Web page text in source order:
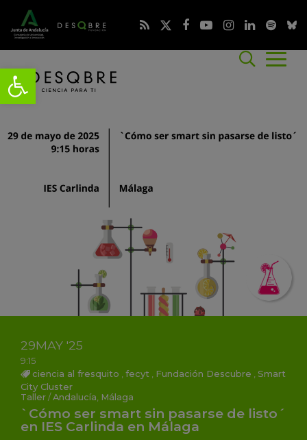
29MAY '25
9:15
ciencia al fresquito
fecyt Fundación Descubre
Smart
City Cluster
Taller / Andalucía Málaga
`Cómo ser smart sin pasarse de listo´
en IES Carlinda en Málaga